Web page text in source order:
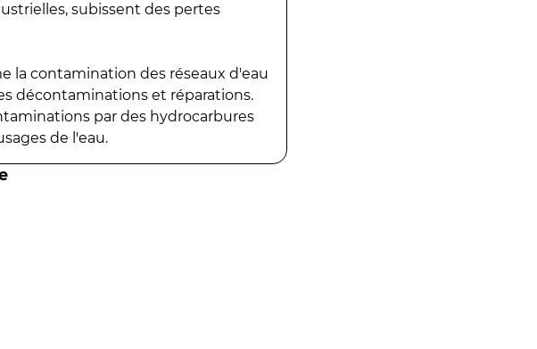
subissent des pertes
la contamination des réseaux d'eau
décontaminations et réparations.
par des hydrocarbures
de l'eau.